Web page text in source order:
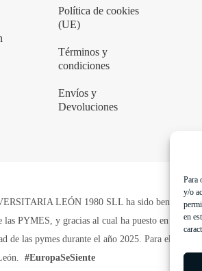
Para
y/o
en
Política de cookies
(UE)
Términos y
condiciones
Envíos y
Devoluciones
LEÓN 1980 SLL ha sido beneficiaria
las PYMES, y gracias al cual ha puesto en
de las pymes durante el año 2025. Para ello ha
#EuropaSeSiente